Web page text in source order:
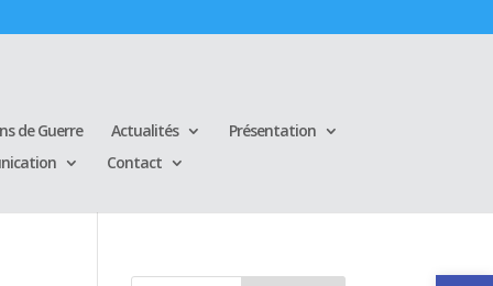
de Guerre Actualités
Présentation
Contact